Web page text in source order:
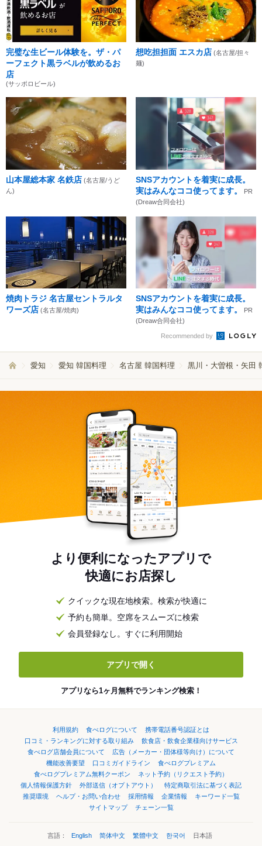
完璧な生ビール体験を。ザ・パ
ーフェクト黒ラベルが飲めるお
店
(サッポロビール)
想吃担担面 エスカ店 (名古屋/担々
麺)
山本屋総本家 名鉄店 (名古屋/うど
ん)
SNSアカウントを着実に成長。
実はみんなココ使ってます。
PR
(Dreaw合同会社)
焼肉トラジ 名古屋セントラルタ
ワーズ店 (名古屋/焼肉)
SNSアカウントを着実に成長。
実はみんなココ使ってます。
PR
(Dreaw合同会社)
Recommended by
愛知 愛知 韓国料理 名古屋 韓国料理 黒川・大曽根・矢田
より便利になったアプリで
快適にお店探し
クイックな現在地検索。検索が快適に
予約も簡単。空席をスムーズに検索
会員登録なし。すぐに利用開始
アプリで開く
アプリなら1ヶ月無料でランキング検索！
利用規約 食べログについて
携帯電話番号認証とは
口コミ・ランキングに対する取り組み
飲食店・飲食企業様向けサービス
食べログ店舗会員について
広告（メーカー・団体様等向け）について
機能改善要望
口コミガイドライン
食べログプレミアム
食べログプレミアム無料クーポン
ネット予約（リクエスト予約）
個人情報保護方針
外部送信（オプトアウト）
特定商取引法に基づく表記
推奨環境
ヘルプ・お問い合わせ 採用情報 企業情報
キーワード一覧
サイトマップ
チェーン一覧
言語： English 简体中文 繁體中文 한국어 日本語